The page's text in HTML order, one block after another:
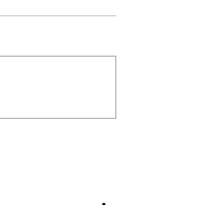
atividades físicas?